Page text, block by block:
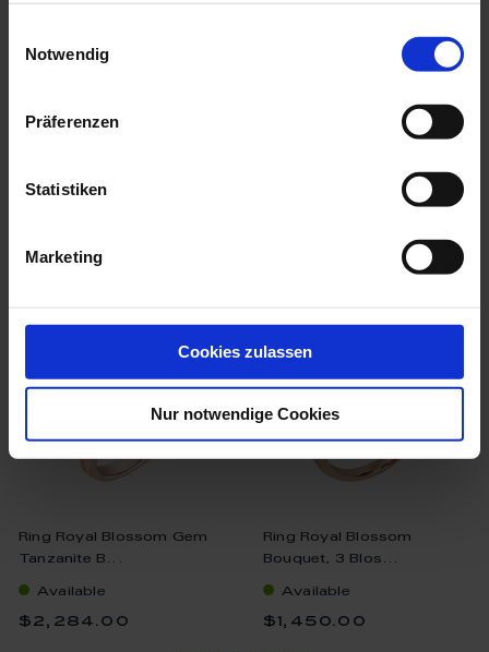
Notwendig
Präferenzen
Statistiken
Marketing
Cookies zulassen
Nur notwendige Cookies
Sapphire,...
$1,042.00
Necklace Royal Blossom
we think you’ll like these
Ring Royal Blossom Gem
Tanzanite B...
Available
$2,284.00
Ring Royal Blossom
Bouquet, 3 Blos...
Available
$1,450.00